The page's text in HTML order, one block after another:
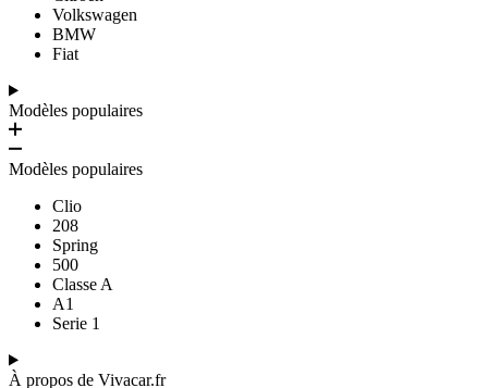
Affichage de la pression des pneumatiques
Volkswagen
BMW
Fiat
Modèles populaires
Modèles populaires
Clio
208
Spring
500
Classe A
A1
Serie 1
À propos de Vivacar.fr